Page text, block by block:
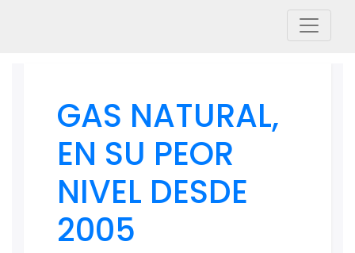
GAS NATURAL,
EN SU PEOR
NIVEL DESDE
2005